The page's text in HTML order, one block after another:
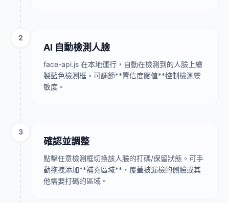
2
AI 自動檢測人臉
face-api.js 在本地運行，自動在檢測到的人臉上繪
製藍色檢測框。可調節**置信度閾值**控制檢測靈
敏度。
3
確認並調整
點擊任意檢測框切換該人臉的打碼/保留狀態。可手
動拖拽添加**補充區域**，覆蓋被漏檢的側臉或其
他需要打碼的區域。